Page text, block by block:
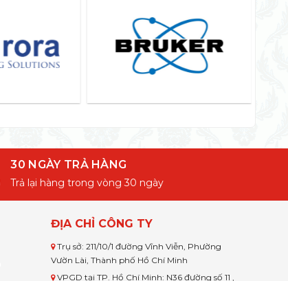
30 NGÀY TRẢ HÀNG
Trả lại hàng trong vòng 30 ngày
ĐỊA CHỈ CÔNG TY
Trụ sở: 211/10/1 đường Vĩnh Viễn, Phường
Vườn Lài, Thành phố Hồ Chí Minh
VPGD tại TP. Hồ Chí Minh: N36 đường số 11 ,